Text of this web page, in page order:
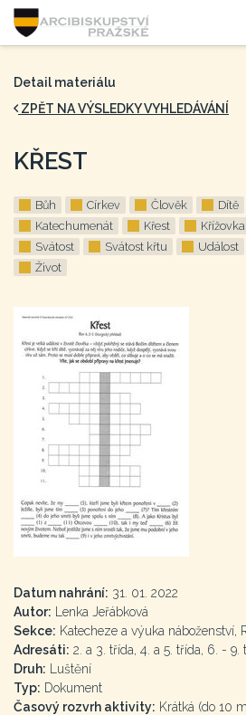
Detail materiálu
ZPĚT NA VÝSLEDKY VYHLEDÁVÁNÍ
KŘEST
Bůh Církev Člověk Dítě
Katechumenát
Křest Křížovka
Svátost
Svátost křtu Událost
Život
Datum nahrání: 31. 01. 2022
Autor: Lenka Jeřábková
Sekce: Katecheze a výuka náboženství,
Adresáti: 2. a 3. třída, 4. a 5. třída, 6. - 9.
Druh: Luštění
Typ: Dokument
Časový rozvrh aktivity: Krátká (do 10